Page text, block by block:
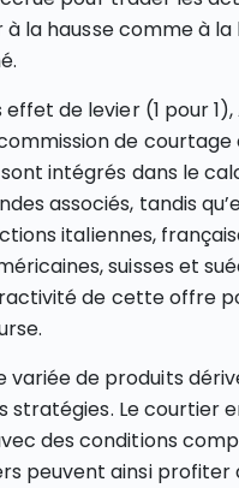
la hausse comme à la
de levier (1 pour
de courtage
sont intégrés dans le
associés, tandis
italiennes,
suisses et
de cette offre
variée de produits
stratégies. Le courtier
des conditions
peuvent ainsi profiter